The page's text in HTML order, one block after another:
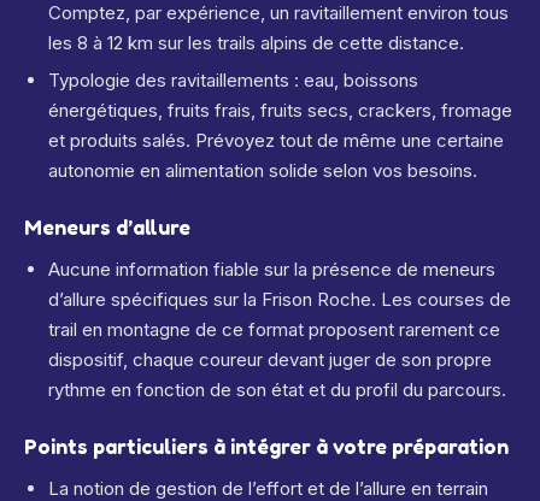
Comptez, par expérience, un ravitaillement environ tous
les 8 à 12 km sur les trails alpins de cette distance.
Typologie des ravitaillements : eau, boissons
énergétiques, fruits frais, fruits secs, crackers, fromage
et produits salés. Prévoyez tout de même une certaine
autonomie en alimentation solide selon vos besoins.
Meneurs d’allure
Aucune information fiable sur la présence de meneurs
d’allure spécifiques sur la Frison Roche. Les courses de
trail en montagne de ce format proposent rarement ce
dispositif, chaque coureur devant juger de son propre
rythme en fonction de son état et du profil du parcours.
Points particuliers à intégrer à votre préparation
La notion de gestion de l’effort et de l’allure en terrain